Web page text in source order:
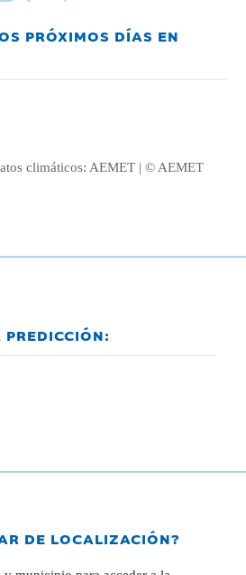
PRÓXIMOS DÍAS EN
climáticos: AEMET | © AEMET
PREDICCIÓN:
DE LOCALIZACIÓN?